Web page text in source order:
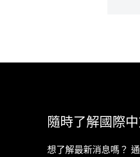
隨時了解國際
想了解最新消息嗎？